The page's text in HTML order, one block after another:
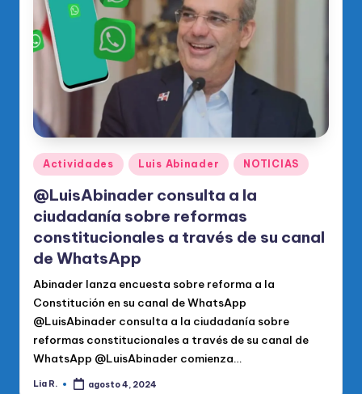
di
c
O
fi
ci
al
d
el
P
R
M
Publicado
en
Actividades Luis Abinader NOTICIAS
@LuisAbinader consulta a la
ciudadanía sobre reformas
constitucionales a través de su canal
de WhatsApp
Abinader lanza encuesta sobre reforma a la
Constitución en su canal de WhatsApp
@LuisAbinader consulta a la ciudadanía sobre
reformas constitucionales a través de su canal de
WhatsApp @LuisAbinader comienza…
Publicado
Lia R. agosto 4, 2024